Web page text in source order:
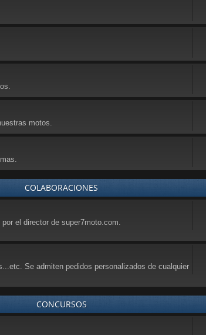
motos.
COLABORACIONES
el director de super7moto.com.
Se admiten pedidos personalizados de cualquier
CONCURSOS